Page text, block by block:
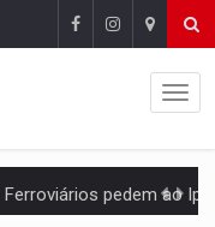
Ferroviários pedem ao Iphan recuperação de área